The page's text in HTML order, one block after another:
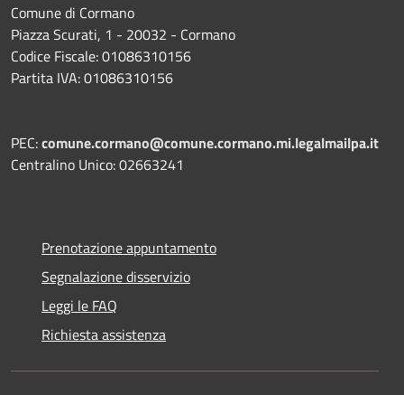
Comune di Cormano
Piazza Scurati, 1 - 20032 - Cormano
Codice Fiscale: 01086310156
Partita IVA: 01086310156
PEC:comune.cormano@comune.cormano.mi.legalmailpa.it
Centralino Unico: 02663241
Prenotazione appuntamento
Segnalazione disservizio
Leggi le FAQ
Richiesta assistenza